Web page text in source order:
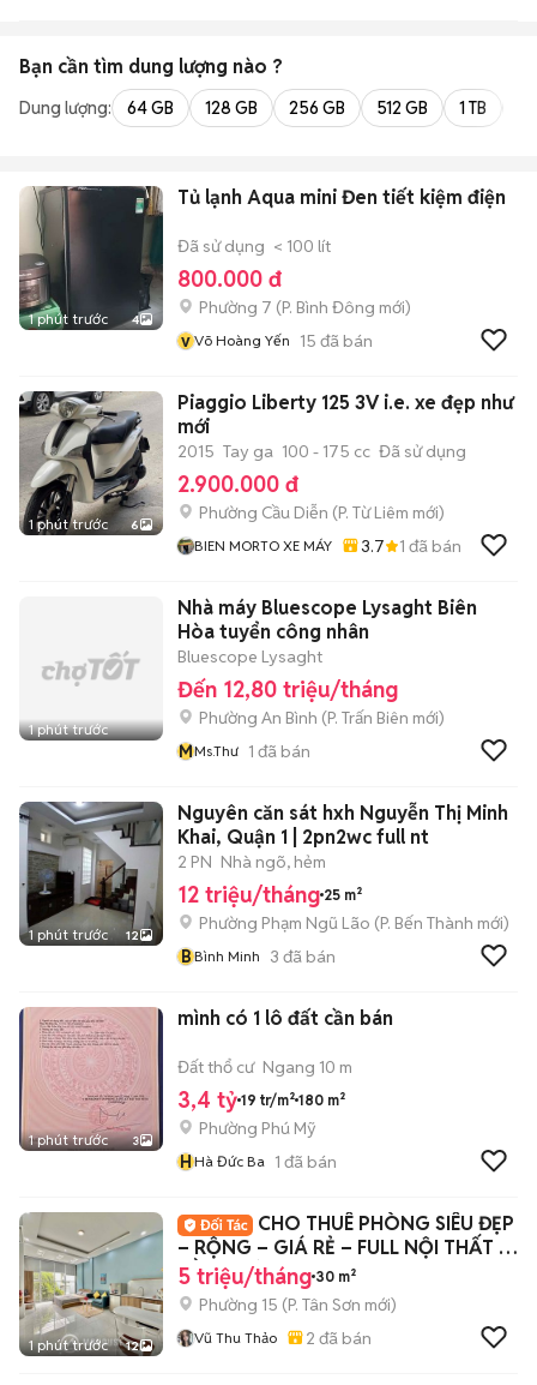
Bạn cần tìm dung lượng nào ?
Dung lượng: 64 GB 128 GB 256 GB 512 GB 1 TB
1 phút trước 4
Tủ lạnh Aqua mini Đen tiết kiệm điện
Đã sử dụng < 100 lít
800.000 đ
Phường 7 (P. Bình Đông mới)
v Võ Hoàng Yến 15 đã bán
1 phút trước 6
Piaggio Liberty 125 3V i.e. xe đẹp như
mới
2015 Tay ga 100 - 175 cc Đã sử dụng
2.900.000 đ
Phường Cầu Diễn (P. Từ Liêm mới)
BIEN MORTO XE MÁY 3.7 1 đã bán
1 phút trước
Nhà máy Bluescope Lysaght Biên
Hòa tuyển công nhân
Bluescope Lysaght
Đến 12,80 triệu/tháng
Phường An Bình (P. Trấn Biên mới)
MMs.Thư 1 đã bán
1 phút trước 12
Nguyên căn sát hxh Nguyễn Thị Minh
Khai, Quận 1 | 2pn2wc full nt
2 PN Nhà ngõ, hẻm
12 triệu/tháng 25 m²
Phường Phạm Ngũ Lão (P. Bến Thành mới)
BBình Minh 3 đã bán
1 phút trước 3
mình có 1 lô đất cần bán
Đất thổ cư Ngang 10 m
3,4 tỷ 19 tr/m² 180 m²
Phường Phú Mỹ
HHà Đức Ba 1 đã bán
1 phút trước 12
CHO THUÊ PHÒNG SIÊU ĐẸP
– RỘNG – GIÁ RẺ – FULL NỘI THẤT –
GẦN ĐƯỜNG CỘ
5 triệu/tháng 30 m²
Phường 15 (P. Tân Sơn mới)
Vũ Thu Thảo 2 đã bán